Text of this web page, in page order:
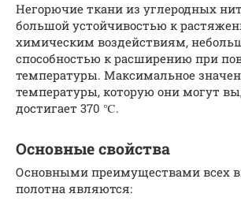
Негорючие ткани из углеродных
большой устойчивостью к
химическим воздействиям,
способностью к расширению при
температуры. Максимальное
температуры, которую они могут
достигает 370 ℃.
Основные свойства
Основными преимуществами всех
полотна являются: